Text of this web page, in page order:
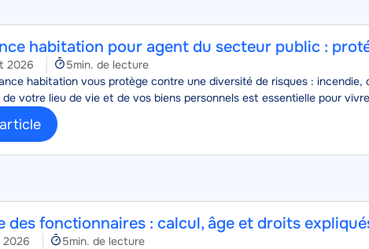
habitation pour agent du secteur public :
2026
Temps
de
lecture
5min. de lecture
habitation vous protège contre une diversité de risques :
votre lieu de vie et de vos biens personnels est essentielle pour
des fonctionnaires : calcul, âge et droits
2026
Temps
5min. de lecture